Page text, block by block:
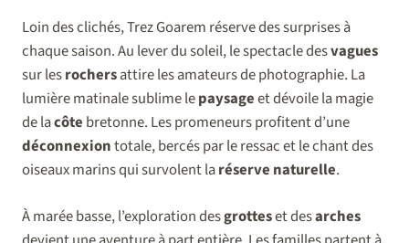
Loin des clichés, Trez Goarem réserve des surprises à
chaque saison. Au lever du soleil, le spectacle desvagues
sur lesrochersattire les amateurs de photographie. La
lumière matinale sublime lepaysageet dévoile la magie
de lacôte bretonne. Les promeneurs profitent d’une
déconnexiontotale, bercés par le ressac et le chant des
oiseaux marins qui survolent laréserve naturelle.
À marée basse, l’exploration desgrotteset desarches